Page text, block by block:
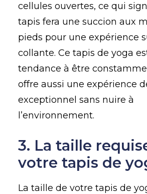
cellules ouvertes, ce qui
tapis fera une succion aux
pieds pour une expérience
collante. Ce tapis de yoga
tendance à être
offre aussi une expérience
exceptionnel sans nuire à
l’environnement.
3. La taille
votre tapis de
La taille de votre tapis de